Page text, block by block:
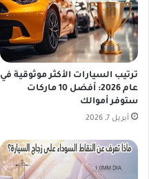
ترتيب السيارات الأكثر موثوقية في
عام 2026: أفضل 10 ماركات
ستوفر أموالك
أبريل 7, 2026